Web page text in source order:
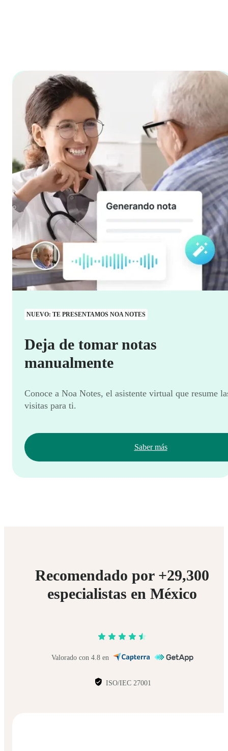
NUEVO: TE PRESENTAMOS NOA NOTES
Deja de tomar notas
manualmente
Conoce a Noa Notes, el asistente virtual que resume
visitas para ti.
Saber más
Recomendado por +29,300
especialistas en México
Valorado con 4.8 en
ISO/IEC 27001